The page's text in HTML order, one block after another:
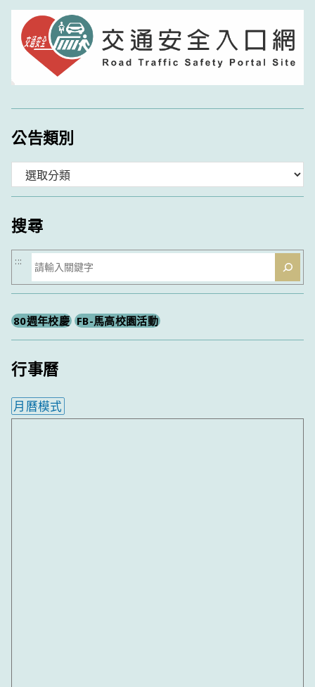
公告類別
類
搜尋
搜
尋
:::
80週年校慶 FB-馬高校園活動
行事曆
月曆模式